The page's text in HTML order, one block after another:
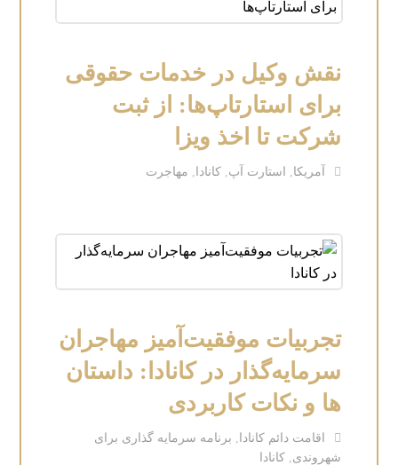
نقش وکیل در خدمات حقوقی
برای استارتاپ‌ها: از ثبت
شرکت تا اخذ ویزا
آمریکا استارت آپ کانادا مهاجرت
تجربیات موفقیت‌آمیز مهاجران
سرمایه‌گذار در کانادا: داستان
ها و نکات کاربردی
اقامت دائم کانادا
برنامه سرمایه گذاری برای
شهروندی کانادا